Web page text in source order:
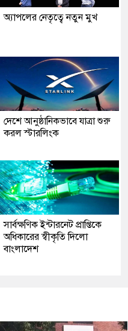
অ্যাপলের নেতৃত্বে নতুন মুখ
দেশে আনুষ্ঠানিকভাবে যাত্রা শুরু
করল স্টারলিংক
সার্বক্ষণিক ইন্টারনেট প্রাপ্তিকে
অধিকারের স্বীকৃতি দিলো
বাংলাদেশ